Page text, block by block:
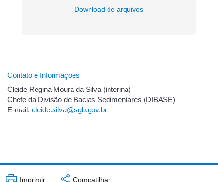
Download de arquivos
Contato e Informações
Cleide Regina Moura da Silva (interina)
Chefe da Divisão de Bacias Sedimentares (DIBASE)
E-mail: cleide.silva@sgb.gov.br
Imprimir Compatilhar